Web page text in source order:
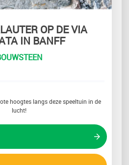
OP DE VIA
IN BANFF
hoogtes langs deze speeltuin in de
lucht!